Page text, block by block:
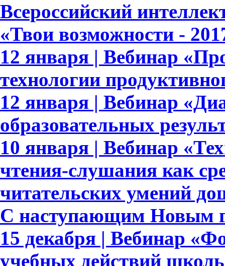
Всероссийский
«Твои возможности -
12 января | Вебинар
технологии
12 января | Вебинар
образовательных
10 января | Вебинар
чтения-слушания как
читательских умений
С наступающим Новым
15 декабря | Вебинар
учебных действий